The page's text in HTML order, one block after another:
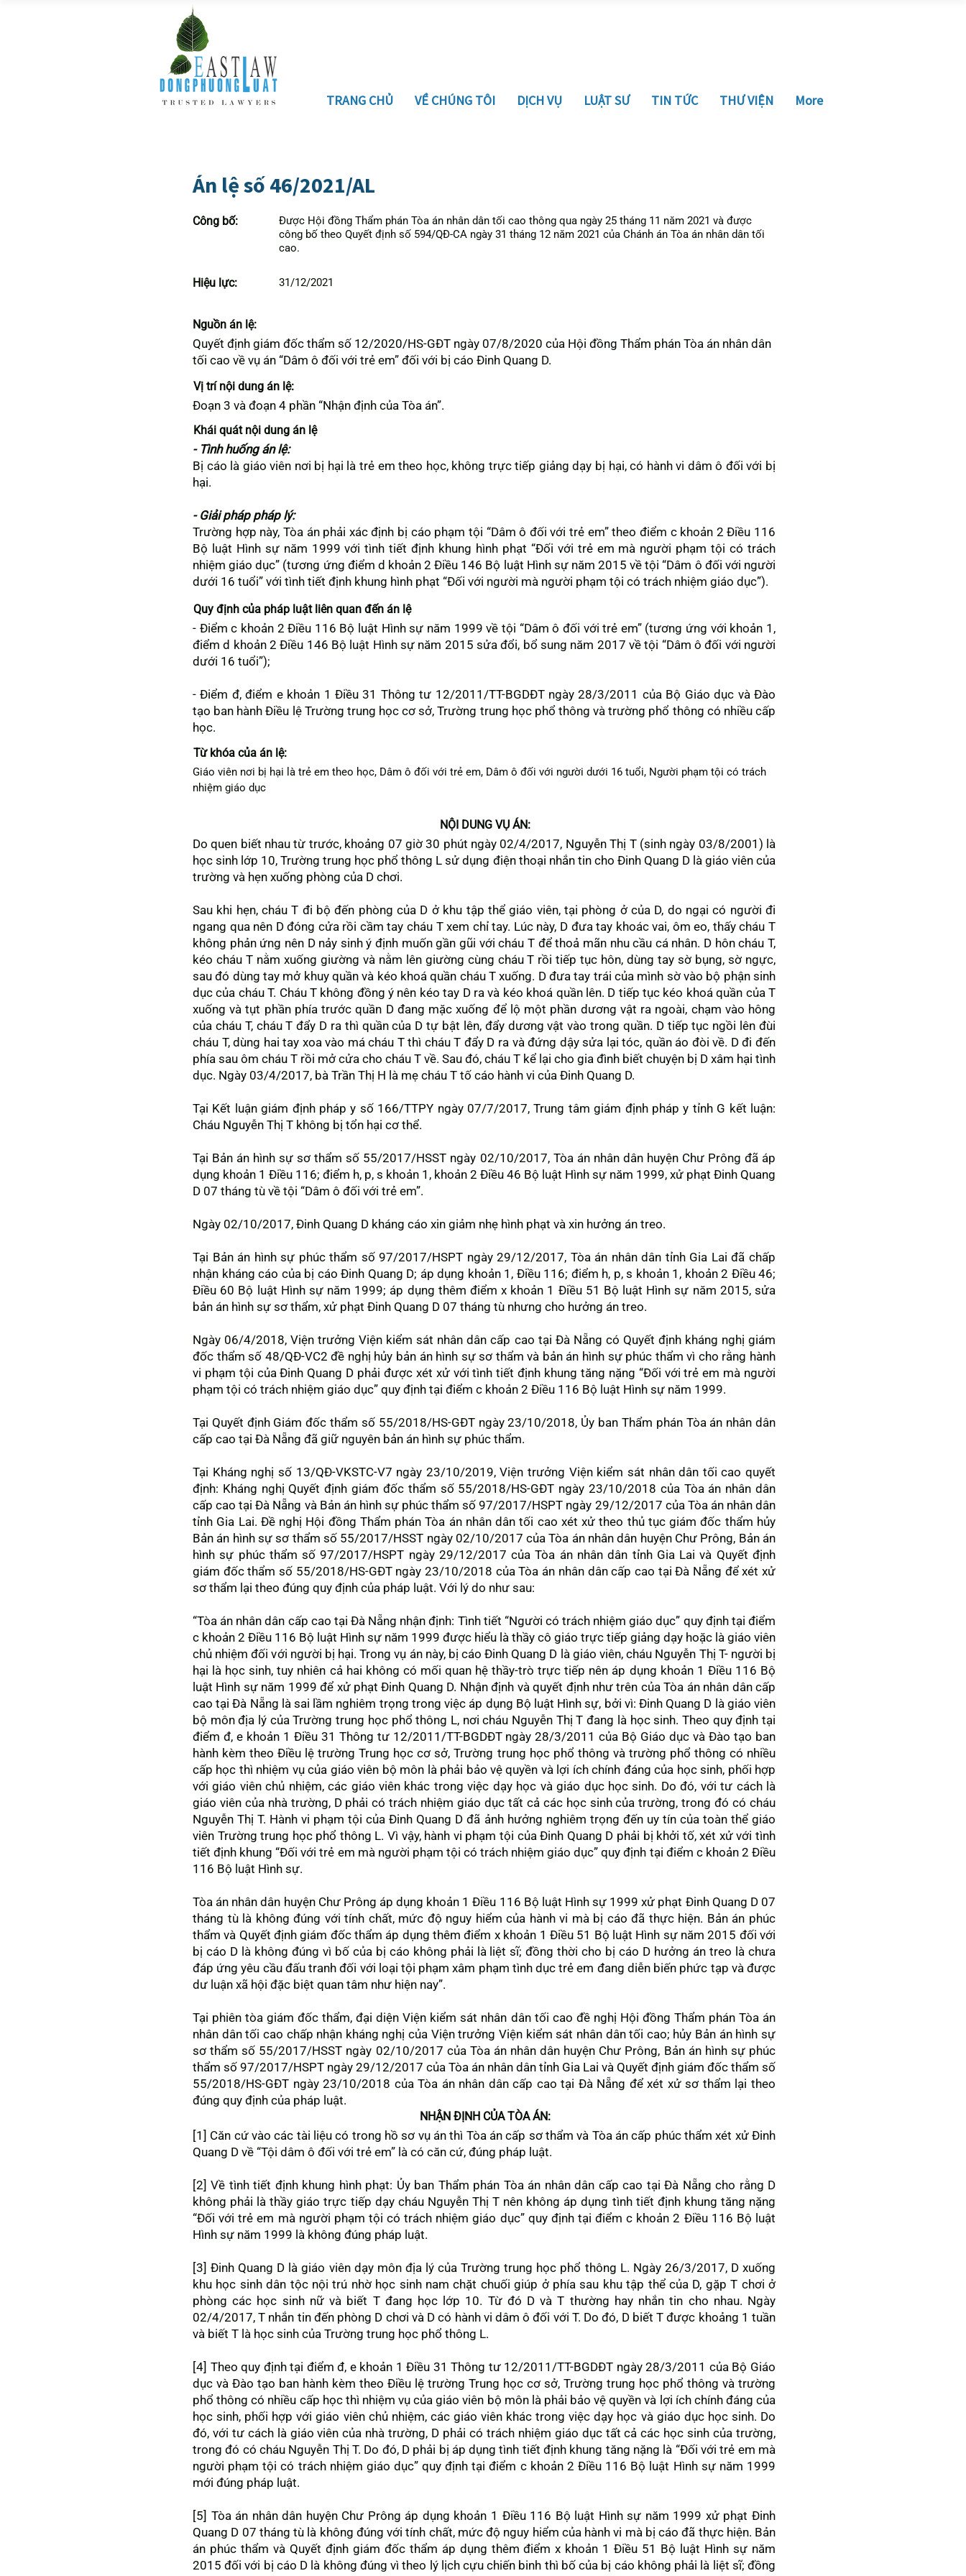
TRANG CHỦ VỀ CHÚNG TÔI DỊCH VỤ LUẬT SƯ TIN TỨC THƯ VIỆN More
Án lệ số 46/2021/AL
Công bố:
Được Hội đồng Thẩm phán Tòa án nhân dân tối cao thông qua ngày 25 tháng 11 năm 2021 và được
công bố theo Quyết định số 594/QĐ-CA ngày 31 tháng 12 năm 2021 của Chánh án Tòa án nhân dân tối
cao.
Hiệu lực: 31/12/2021
Nguồn án lệ:
Quyết định giám đốc thẩm số 12/2020/HS-GĐT ngày 07/8/2020 của Hội đồng Thẩm phán Tòa án nhân dân
tối cao về vụ án “Dâm ô đối với trẻ em” đối với bị cáo Đinh Quang D.
Vị trí nội dung án lệ:
Đoạn 3 và đoạn 4 phần “Nhận định của Tòa án”.
Khái quát nội dung án lệ
- Tình huống án lệ:
Bị cáo là giáo viên nơi bị hại là trẻ em theo học, không trực tiếp giảng dạy bị hại, có hành vi dâm ô đối với bị
hại.
- Giải pháp pháp lý:
Trường hợp này, Tòa án phải xác định bị cáo phạm tội “Dâm ô đối với trẻ em” theo điểm c khoản 2 Điều 116
Bộ luật Hình sự năm 1999 với tình tiết định khung hình phạt “Đối với trẻ em mà người phạm tội có trách
nhiệm giáo dục” (tương ứng điểm d khoản 2 Điều 146 Bộ luật Hình sự năm 2015 về tội “Dâm ô đối với người
dưới 16 tuổi” với tình tiết định khung hình phạt “Đối với người mà người phạm tội có trách nhiệm giáo dục”).
Quy định của pháp luật liên quan đến án lệ
- Điểm c khoản 2 Điều 116 Bộ luật Hình sự năm 1999 về tội “Dâm ô đối với trẻ em” (tương ứng với khoản 1,
điểm d khoản 2 Điều 146 Bộ luật Hình sự năm 2015 sửa đổi, bổ sung năm 2017 về tội “Dâm ô đối với người
dưới 16 tuổi”);
- Điểm đ, điểm e khoản 1 Điều 31 Thông tư 12/2011/TT-BGDĐT ngày 28/3/2011 của Bộ Giáo dục và Đào
tạo ban hành Điều lệ Trường trung học cơ sở, Trường trung học phổ thông và trường phổ thông có nhiều cấp
học.
Từ khóa của án lệ:
Giáo viên nơi bị hại là trẻ em theo học, Dâm ô đối với trẻ em, Dâm ô đối với người dưới 16 tuổi, Người phạm tội có trách
nhiệm giáo dục
NỘI DUNG VỤ ÁN:
Do quen biết nhau từ trước, khoảng 07 giờ 30 phút ngày 02/4/2017, Nguyễn Thị T (sinh ngày 03/8/2001) là
học sinh lớp 10, Trường trung học phổ thông L sử dụng điện thoại nhắn tin cho Đinh Quang D là giáo viên của
trường và hẹn xuống phòng của D chơi.
Sau khi hẹn, cháu T đi bộ đến phòng của D ở khu tập thể giáo viên, tại phòng ở của D, do ngại có người đi
ngang qua nên D đóng cửa rồi cầm tay cháu T xem chỉ tay. Lúc này, D đưa tay khoác vai, ôm eo, thấy cháu T
không phản ứng nên D nảy sinh ý định muốn gần gũi với cháu T để thoả mãn nhu cầu cá nhân. D hôn cháu T,
kéo cháu T nằm xuống giường và nằm lên giường cùng cháu T rồi tiếp tục hôn, dùng tay sờ bụng, sờ ngực,
sau đó dùng tay mở khuy quần và kéo khoá quần cháu T xuống. D đưa tay trái của mình sờ vào bộ phận sinh
dục của cháu T. Cháu T không đồng ý nên kéo tay D ra và kéo khoá quần lên. D tiếp tục kéo khoá quần của T
xuống và tụt phần phía trước quần D đang mặc xuống để lộ một phần dương vật ra ngoài, chạm vào hông
của cháu T, cháu T đẩy D ra thì quần của D tự bật lên, đẩy dương vật vào trong quần. D tiếp tục ngồi lên đùi
cháu T, dùng hai tay xoa vào má cháu T thì cháu T đẩy D ra và đứng dậy sửa lại tóc, quần áo đòi về. D đi đến
phía sau ôm cháu T rồi mở cửa cho cháu T về. Sau đó, cháu T kể lại cho gia đình biết chuyện bị D xâm hại tình
dục. Ngày 03/4/2017, bà Trần Thị H là mẹ cháu T tố cáo hành vi của Đinh Quang D.
Tại Kết luận giám định pháp y số 166/TTPY ngày 07/7/2017, Trung tâm giám định pháp y tỉnh G kết luận:
Cháu Nguyễn Thị T không bị tổn hại cơ thể.
Tại Bản án hình sự sơ thẩm số 55/2017/HSST ngày 02/10/2017, Tòa án nhân dân huyện Chư Prông đã áp
dụng khoản 1 Điều 116; điểm h, p, s khoản 1, khoản 2 Điều 46 Bộ luật Hình sự năm 1999, xử phạt Đinh Quang
D 07 tháng tù về tội “Dâm ô đối với trẻ em”.
Ngày 02/10/2017, Đinh Quang D kháng cáo xin giảm nhẹ hình phạt và xin hưởng án treo.
Tại Bản án hình sự phúc thẩm số 97/2017/HSPT ngày 29/12/2017, Tòa án nhân dân tỉnh Gia Lai đã chấp
nhận kháng cáo của bị cáo Đinh Quang D; áp dụng khoản 1, Điều 116; điểm h, p, s khoản 1, khoản 2 Điều 46;
Điều 60 Bộ luật Hình sự năm 1999; áp dụng thêm điểm x khoản 1 Điều 51 Bộ luật Hình sự năm 2015, sửa
bản án hình sự sơ thẩm, xử phạt Đinh Quang D 07 tháng tù nhưng cho hưởng án treo.
Ngày 06/4/2018, Viện trưởng Viện kiểm sát nhân dân cấp cao tại Đà Nẵng có Quyết định kháng nghị giám
đốc thẩm số 48/QĐ-VC2 đề nghị hủy bản án hình sự sơ thẩm và bản án hình sự phúc thẩm vì cho rằng hành
vi phạm tội của Đinh Quang D phải được xét xử với tình tiết định khung tăng nặng “Đối với trẻ em mà người
phạm tội có trách nhiệm giáo dục” quy định tại điểm c khoản 2 Điều 116 Bộ luật Hình sự năm 1999.
Tại Quyết định Giám đốc thẩm số 55/2018/HS-GĐT ngày 23/10/2018, Ủy ban Thẩm phán Tòa án nhân dân
cấp cao tại Đà Nẵng đã giữ nguyên bản án hình sự phúc thẩm.
Tại Kháng nghị số 13/QĐ-VKSTC-V7 ngày 23/10/2019, Viện trưởng Viện kiểm sát nhân dân tối cao quyết
định: Kháng nghị Quyết định giám đốc thẩm số 55/2018/HS-GĐT ngày 23/10/2018 của Tòa án nhân dân
cấp cao tại Đà Nẵng và Bản án hình sự phúc thẩm số 97/2017/HSPT ngày 29/12/2017 của Tòa án nhân dân
tỉnh Gia Lai. Đề nghị Hội đồng Thẩm phán Tòa án nhân dân tối cao xét xử theo thủ tục giám đốc thẩm hủy
Bản án hình sự sơ thẩm số 55/2017/HSST ngày 02/10/2017 của Tòa án nhân dân huyện Chư Prông, Bản án
hình sự phúc thẩm số 97/2017/HSPT ngày 29/12/2017 của Tòa án nhân dân tỉnh Gia Lai và Quyết định
giám đốc thẩm số 55/2018/HS-GĐT ngày 23/10/2018 của Tòa án nhân dân cấp cao tại Đà Nẵng để xét xử
sơ thẩm lại theo đúng quy định của pháp luật. Với lý do như sau:
“Tòa án nhân dân cấp cao tại Đà Nẵng nhận định: Tình tiết “Người có trách nhiệm giáo dục” quy định tại điểm
c khoản 2 Điều 116 Bộ luật Hình sự năm 1999 được hiểu là thầy cô giáo trực tiếp giảng dạy hoặc là giáo viên
chủ nhiệm đối với người bị hại. Trong vụ án này, bị cáo Đinh Quang D là giáo viên, cháu Nguyễn Thị T- người bị
hại là học sinh, tuy nhiên cả hai không có mối quan hệ thầy-trò trực tiếp nên áp dụng khoản 1 Điều 116 Bộ
luật Hình sự năm 1999 để xử phạt Đinh Quang D. Nhận định và quyết định như trên của Tòa án nhân dân cấp
cao tại Đà Nẵng là sai lầm nghiêm trọng trong việc áp dụng Bộ luật Hình sự, bởi vì: Đinh Quang D là giáo viên
bộ môn địa lý của Trường trung học phổ thông L, nơi cháu Nguyễn Thị T đang là học sinh. Theo quy định tại
điểm đ, e khoản 1 Điều 31 Thông tư 12/2011/TT-BGDĐT ngày 28/3/2011 của Bộ Giáo dục và Đào tạo ban
hành kèm theo Điều lệ trường Trung học cơ sở, Trường trung học phổ thông và trường phổ thông có nhiều
cấp học thì nhiệm vụ của giáo viên bộ môn là phải bảo vệ quyền và lợi ích chính đáng của học sinh, phối hợp
với giáo viên chủ nhiệm, các giáo viên khác trong việc dạy học và giáo dục học sinh. Do đó, với tư cách là
giáo viên của nhà trường, D phải có trách nhiệm giáo dục tất cả các học sinh của trường, trong đó có cháu
Nguyễn Thị T. Hành vi phạm tội của Đinh Quang D đã ảnh hưởng nghiêm trọng đến uy tín của toàn thể giáo
viên Trường trung học phổ thông L. Vì vậy, hành vi phạm tội của Đinh Quang D phải bị khởi tố, xét xử với tình
tiết định khung “Đối với trẻ em mà người phạm tội có trách nhiệm giáo dục” quy định tại điểm c khoản 2 Điều
116 Bộ luật Hình sự.
Tòa án nhân dân huyện Chư Prông áp dụng khoản 1 Điều 116 Bộ luật Hình sự 1999 xử phạt Đinh Quang D 07
tháng tù là không đúng với tính chất, mức độ nguy hiểm của hành vi mà bị cáo đã thực hiện. Bản án phúc
thẩm và Quyết định giám đốc thẩm áp dụng thêm điểm x khoản 1 Điều 51 Bộ luật Hình sự năm 2015 đối với
bị cáo D là không đúng vì bố của bị cáo không phải là liệt sĩ; đồng thời cho bị cáo D hưởng án treo là chưa
đáp ứng yêu cầu đấu tranh đối với loại tội phạm xâm phạm tình dục trẻ em đang diễn biến phức tạp và được
dư luận xã hội đặc biệt quan tâm như hiện nay”.
Tại phiên tòa giám đốc thẩm, đại diện Viện kiểm sát nhân dân tối cao đề nghị Hội đồng Thẩm phán Tòa án
nhân dân tối cao chấp nhận kháng nghị của Viện trưởng Viện kiểm sát nhân dân tối cao; hủy Bản án hình sự
sơ thẩm số 55/2017/HSST ngày 02/10/2017 của Tòa án nhân dân huyện Chư Prông, Bản án hình sự phúc
thẩm số 97/2017/HSPT ngày 29/12/2017 của Tòa án nhân dân tỉnh Gia Lai và Quyết định giám đốc thẩm số
55/2018/HS-GĐT ngày 23/10/2018 của Tòa án nhân dân cấp cao tại Đà Nẵng để xét xử sơ thẩm lại theo
đúng quy định của pháp luật.
NHẬN ĐỊNH CỦA TÒA ÁN:
[1] Căn cứ vào các tài liệu có trong hồ sơ vụ án thì Tòa án cấp sơ thẩm và Tòa án cấp phúc thẩm xét xử Đinh
Quang D về “Tội dâm ô đối với trẻ em” là có căn cứ, đúng pháp luật.
[2] Về tình tiết định khung hình phạt: Ủy ban Thẩm phán Tòa án nhân dân cấp cao tại Đà Nẵng cho rằng D
không phải là thầy giáo trực tiếp dạy cháu Nguyễn Thị T nên không áp dụng tình tiết định khung tăng nặng
“Đối với trẻ em mà người phạm tội có trách nhiệm giáo dục” quy định tại điểm c khoản 2 Điều 116 Bộ luật
Hình sự năm 1999 là không đúng pháp luật.
[3] Đinh Quang D là giáo viên dạy môn địa lý của Trường trung học phổ thông L. Ngày 26/3/2017, D xuống
khu học sinh dân tộc nội trú nhờ học sinh nam chặt chuối giúp ở phía sau khu tập thể của D, gặp T chơi ở
phòng các học sinh nữ và biết T đang học lớp 10. Từ đó D và T thường hay nhắn tin cho nhau. Ngày
02/4/2017, T nhắn tin đến phòng D chơi và D có hành vi dâm ô đối với T. Do đó, D biết T được khoảng 1 tuần
và biết T là học sinh của Trường trung học phổ thông L.
[4] Theo quy định tại điểm đ, e khoản 1 Điều 31 Thông tư 12/2011/TT-BGDĐT ngày 28/3/2011 của Bộ Giáo
dục và Đào tạo ban hành kèm theo Điều lệ trường Trung học cơ sở, Trường trung học phổ thông và trường
phổ thông có nhiều cấp học thì nhiệm vụ của giáo viên bộ môn là phải bảo vệ quyền và lợi ích chính đáng của
học sinh, phối hợp với giáo viên chủ nhiệm, các giáo viên khác trong việc dạy học và giáo dục học sinh. Do
đó, với tư cách là giáo viên của nhà trường, D phải có trách nhiệm giáo dục tất cả các học sinh của trường,
trong đó có cháu Nguyễn Thị T. Do đó, D phải bị áp dụng tình tiết định khung tăng nặng là “Đối với trẻ em mà
người phạm tội có trách nhiệm giáo dục” quy định tại điểm c khoản 2 Điều 116 Bộ luật Hình sự năm 1999
mới đúng pháp luật.
[5] Tòa án nhân dân huyện Chư Prông áp dụng khoản 1 Điều 116 Bộ luật Hình sự năm 1999 xử phạt Đinh
Quang D 07 tháng tù là không đúng với tính chất, mức độ nguy hiểm của hành vi mà bị cáo đã thực hiện. Bản
án phúc thẩm và Quyết định giám đốc thẩm áp dụng thêm điểm x khoản 1 Điều 51 Bộ luật Hình sự năm
2015 đối với bị cáo D là không đúng vì theo lý lịch cựu chiến binh thì bố của bị cáo không phải là liệt sĩ; đồng